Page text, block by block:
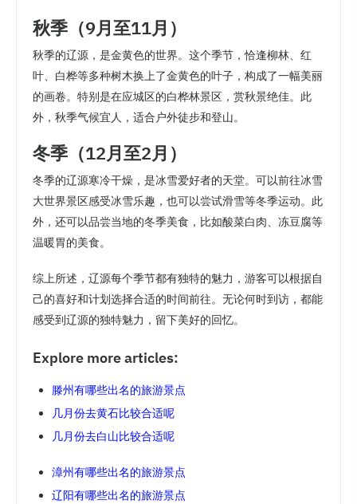
秋季（9月至11月）
秋季的辽源，是金黄色的世界。这个季节，恰逢柳林、红
叶、白桦等多种树木换上了金黄色的叶子，构成了一幅美丽
的画卷。特别是在应城区的白桦林景区，赏秋景绝佳。此
外，秋季气候宜人，适合户外徒步和登山。
冬季（12月至2月）
冬季的辽源寒冷干燥，是冰雪爱好者的天堂。可以前往冰雪
大世界景区感受冰雪乐趣，也可以尝试滑雪等冬季运动。此
外，还可以品尝当地的冬季美食，比如酸菜白肉、冻豆腐等
温暖胃的美食。
综上所述，辽源每个季节都有独特的魅力，游客可以根据自
己的喜好和计划选择合适的时间前往。无论何时到访，都能
感受到辽源的独特魅力，留下美好的回忆。
Explore more articles:
滕州有哪些出名的旅游景点
几月份去黄石比较合适呢
几月份去白山比较合适呢
漳州有哪些出名的旅游景点
辽阳有哪些出名的旅游景点